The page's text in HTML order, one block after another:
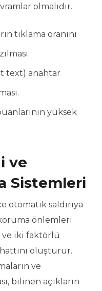
olmalıdır.
tıklama oranını
text) anahtar
yüksek
ve
Sistemleri
otomatik saldırıya
önlemleri
ve iki faktörlü
oluşturur.
ve
bilinen açıkların